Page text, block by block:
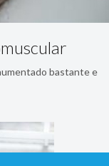
bastante e